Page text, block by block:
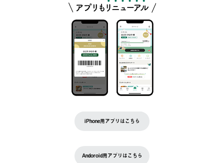
iPhone用アプリはこちら
Andoroid用アプリはこちら